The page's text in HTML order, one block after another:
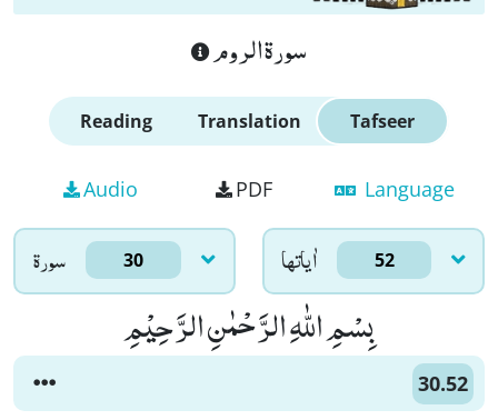
سورة الروم
Reading Translation Tafseer
Audio PDF Language
سورۃ 30 اٰياتها 52
بِسْمِ اللّٰهِ الرَّحْمٰنِ الرَّحِیْمِ
30.52